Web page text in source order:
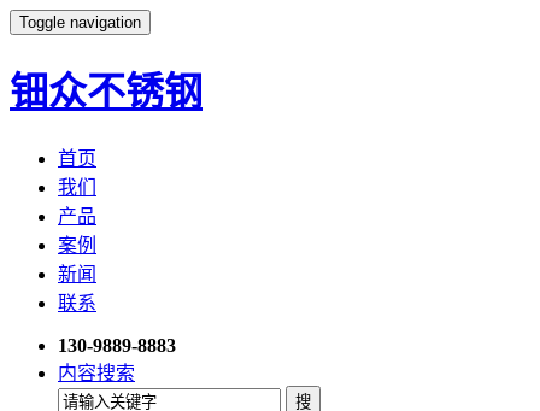
Toggle navigation
钿众不锈钢
首页
我们
产品
案例
新闻
联系
130-9889-8883
内容搜索